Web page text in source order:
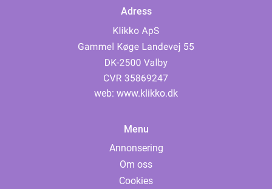
Adress
web: www.klikko.dk
Menu
Annonsering
Om oss
Cookies